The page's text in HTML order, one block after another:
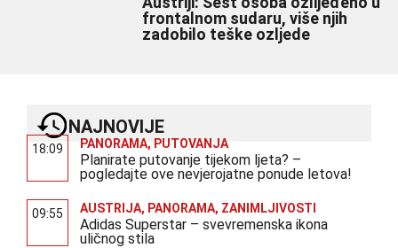
frontalnom sudaru, više njih
zadobilo teške ozljede
NAJNOVIJE
18:09 PANORAMA, PUTOVANJA
Planirate putovanje tijekom ljeta? –
pogledajte ove nevjerojatne ponude letova!
09:55 AUSTRIJA, PANORAMA, ZANIMLJIVOSTI
Adidas Superstar – svevremenska ikona
uličnog stila